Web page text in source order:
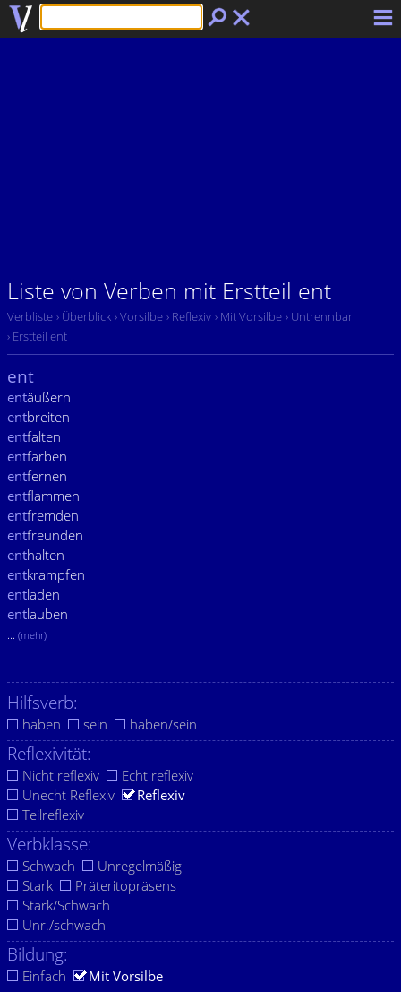
Liste von Verben mit Erstteil ent
Verbliste › Überblick › Vorsilbe › Reflexiv › Mit Vorsilbe › Untrennbar
› Erstteil ent
ent
entäußern
entbreiten
entfalten
entfärben
entfernen
entflammen
entfremden
entfreunden
enthalten
entkrampfen
entladen
entlauben
... (mehr)
Hilfsverb:
haben sein haben/sein
Reflexivität:
Nicht reflexiv
Echt reflexiv
Unecht Reflexiv
Reflexiv
Teilreflexiv
Verbklasse:
Schwach
Unregelmäßig
Stark
Präteritopräsens
Stark/Schwach
Unr./schwach
Bildung:
Einfach Mit Vorsilbe